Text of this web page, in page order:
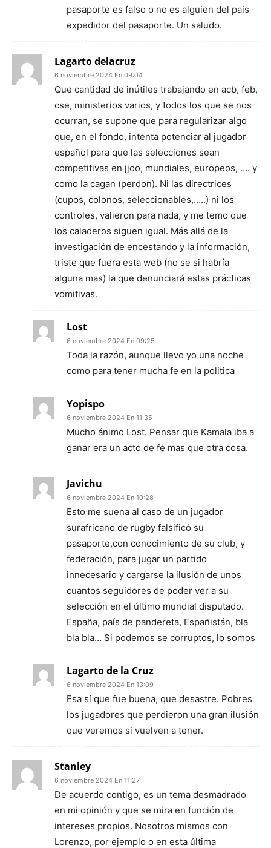
pasaporte es falso o no es alguien del pais
expedidor del pasaporte. Un saludo.
Lagarto delacruz
6 noviembre 2024 En 09:04
Que cantidad de inútiles trabajando en acb, feb,
cse, ministerios varios, y todos los que se nos
ocurran, se supone que para regularizar algo
que, en el fondo, intenta potenciar al jugador
español para que las selecciones sean
competitivas en jjoo, mundiales, europeos, …. y
como la cagan (perdon). Ni las directrices
(cupos, colonos, seleccionables,…..) ni los
controles, valieron para nada, y me temo que
los caladeros siguen igual. Más allá de la
investigación de encestando y la información,
triste que fuera esta web (no se si habría
alguna mas) la que denunciará estas prácticas
vomitivas.
Lost
6 noviembre 2024 En 09:25
Toda la razón, aunque llevo yo una noche
como para tener mucha fe en la politica
Yopispo
6 noviembre 2024 En 11:35
Mucho ánimo Lost. Pensar que Kamala iba a
ganar era un acto de fe mas que otra cosa.
Javichu
6 noviembre 2024 En 10:28
Esto me suena al caso de un jugador
surafricano de rugby falsificó su
pasaporte,con conocimiento de su club, y
federación, para jugar un partido
innecesario y cargarse la ilusión de unos
cuantos seguidores de poder ver a su
selección en el último mundial disputado.
España, país de pandereta, Españistán, bla
bla bla… Si podemos se corruptos, lo somos
Lagarto de la Cruz
6 noviembre 2024 En 13:09
Esa sí que fue buena, que desastre. Pobres
los jugadores que perdieron una gran ilusión
que veremos si vuelven a tener.
Stanley
6 noviembre 2024 En 11:27
De acuerdo contigo, es un tema desmadrado
en mi opinión y que se mira en función de
intereses propios. Nosotros mismos con
Lorenzo, por ejemplo o en esta última